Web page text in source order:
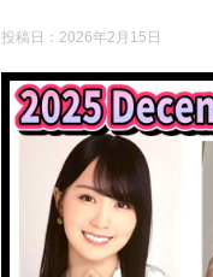
投稿日： 2026年2月15日